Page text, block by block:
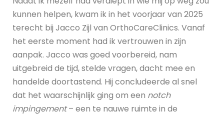
kunnen helpen, kwam ik in het voorjaar van 2025
terecht bij Jacco Zijl van OrthoCareClinics. Vanaf
het eerste moment had ik vertrouwen in zijn
aanpak. Jacco was goed voorbereid, nam
uitgebreid de tijd, stelde vragen, dacht mee en
handelde doortastend. Hij concludeerde al snel
dat het waarschijnlijk ging om een notch
impingement– een te nauwe ruimte in de